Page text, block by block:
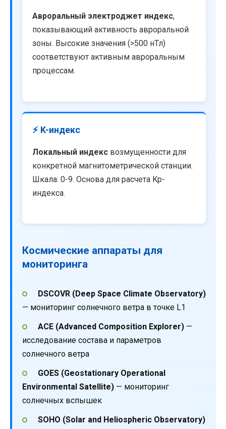
Авроральный электроджет индекс,
показывающий активность авроральной
зоны. Высокие значения (>500 нТл)
соответствуют активным авроральным
процессам.
⚡ K-индекс
Локальный индекс возмущенности для
конкретной магнитометрической станции.
Шкала: 0-9. Основа для расчета Kp-
индекса.
Космические аппараты для
мониторинга
DSCOVR (Deep Space Climate Observatory)
— мониторинг солнечного ветра в точке L1
ACE (Advanced Composition Explorer)—
исследование состава и параметров
солнечного ветра
GOES (Geostationary Operational
Environmental Satellite) — мониторинг
солнечных вспышек
SOHO (Solar and Heliospheric Observatory)